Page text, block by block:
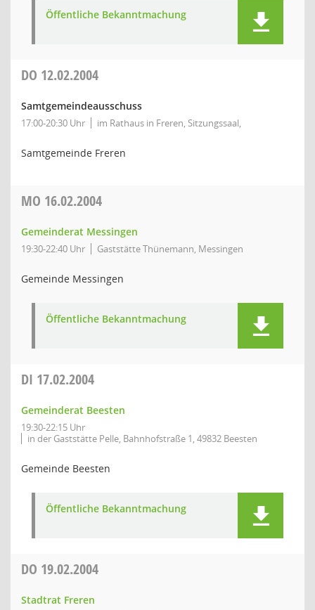
Öffentliche Bekanntmachung
DO 12.02.2004
Samtgemeindeausschuss
17:00-20:30 Uhr im Rathaus in Freren, Sitzungssaal,
Samtgemeinde Freren
MO 16.02.2004
Gemeinderat Messingen
19:30-22:40 Uhr Gaststätte Thünemann, Messingen
Gemeinde Messingen
Öffentliche Bekanntmachung
DI 17.02.2004
Gemeinderat Beesten
19:30-22:15 Uhr
in der Gaststätte Pelle, Bahnhofstraße 1, 49832 Beesten
Gemeinde Beesten
Öffentliche Bekanntmachung
DO 19.02.2004
Stadtrat Freren